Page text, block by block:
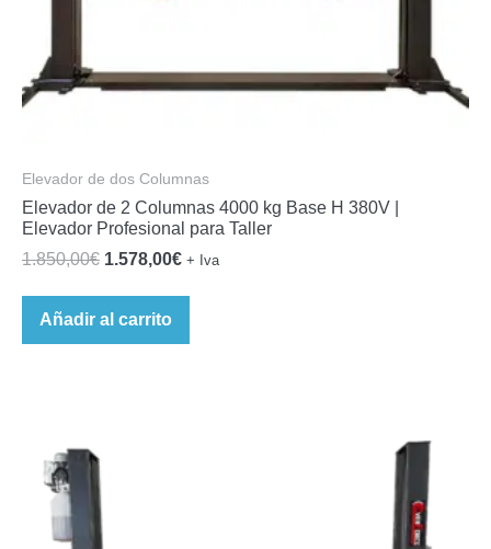
Elevador de dos Columnas
Elevador de 2 Columnas 4000 kg Base H 380V |
Elevador Profesional para Taller
1.850,00€ El
original
era:
1.578,00€El
es:
+ Iva
Añadir al carrito